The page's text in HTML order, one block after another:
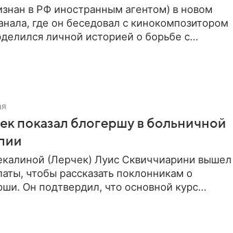
в РФ иностранным агентом) в новом
где он беседовал с кинокомпозитором
личной историей о борьбе с
показал блогершу в больничной
(Лерчек) Луис Сквиччиарини вышел
чтобы рассказать поклонникам о
Он подтвердил, что основной курс